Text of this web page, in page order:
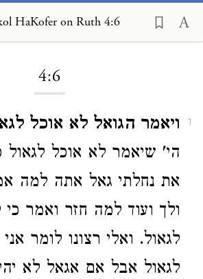
HaKofer on Ruth 4:6
4:6
1 ויאמר הגואל לא אוכל
הי' שיאמר לא אוכל לגאול
את נחלתי גאל אתה למה
ולך ועוד למה חזר ואמר
לגאול. ואלי רצונו לומר אני
לגאול אבל אם אגאל לא